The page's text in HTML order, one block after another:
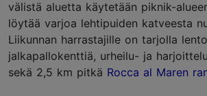
välistä aluetta käytetään piknik-
löytää varjoa lehtipuiden katveesta
Liikunnan harrastajille on tarjolla
jalkapallokenttiä, urheilu- ja
sekä 2,5 km pitkä Rocca al Maren